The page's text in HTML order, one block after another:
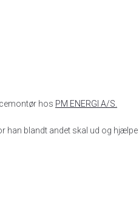
hos PM ENERGI A/S.
han blandt andet skal ud og